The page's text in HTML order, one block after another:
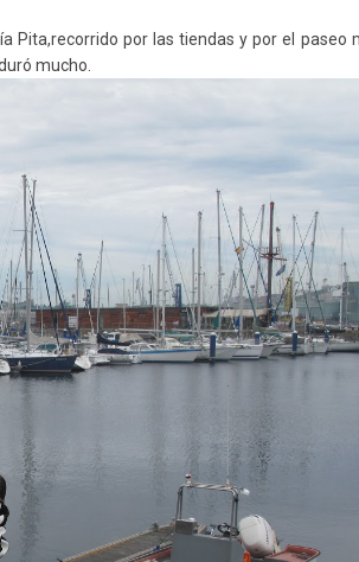
por las tiendas y por el paseo
mucho.